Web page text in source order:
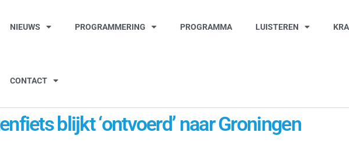
NIEUWS PROGRAMMERING PROGRAMMA LUISTEREN
CONTACT
blijkt ‘ontvoerd’ naar Groningen